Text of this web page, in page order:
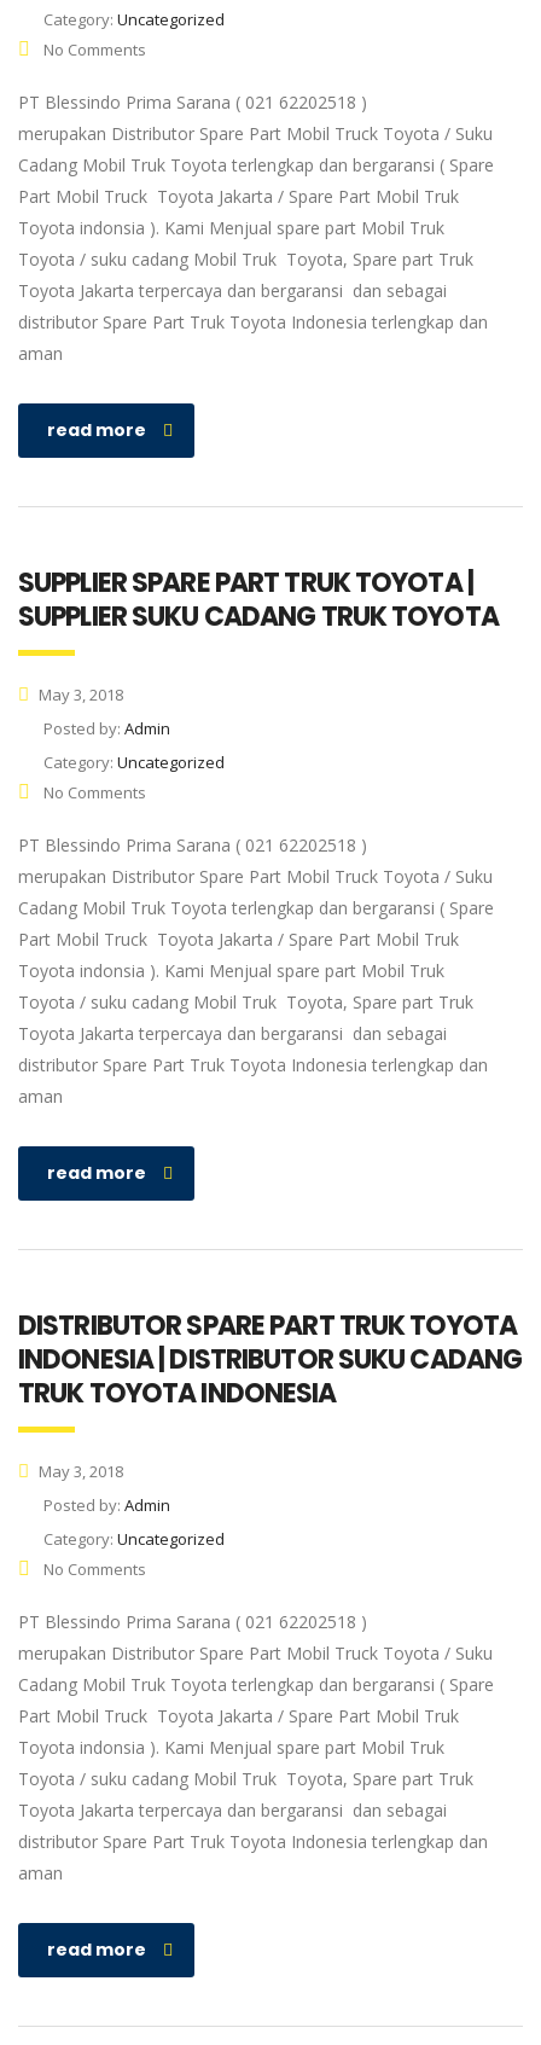
Category: Uncategorized
No Comments
PT Blessindo Prima Sarana ( 021 62202518 )
merupakan Distributor Spare Part Mobil Truck Toyota / Suku
Cadang Mobil Truk Toyota terlengkap dan bergaransi ( Spare
Part Mobil Truck Toyota Jakarta / Spare Part Mobil Truk
Toyota indonsia ). Kami Menjual spare part Mobil Truk
Toyota / suku cadang Mobil Truk Toyota, Spare part Truk
Toyota Jakarta terpercaya dan bergaransi dan sebagai
distributor Spare Part Truk Toyota Indonesia terlengkap dan
aman
read more
SUPPLIER SPARE PART TRUK TOYOTA |
SUPPLIER SUKU CADANG TRUK TOYOTA
May 3, 2018
Posted by: Admin
Category: Uncategorized
No Comments
PT Blessindo Prima Sarana ( 021 62202518 )
merupakan Distributor Spare Part Mobil Truck Toyota / Suku
Cadang Mobil Truk Toyota terlengkap dan bergaransi ( Spare
Part Mobil Truck Toyota Jakarta / Spare Part Mobil Truk
Toyota indonsia ). Kami Menjual spare part Mobil Truk
Toyota / suku cadang Mobil Truk Toyota, Spare part Truk
Toyota Jakarta terpercaya dan bergaransi dan sebagai
distributor Spare Part Truk Toyota Indonesia terlengkap dan
aman
read more
DISTRIBUTOR SPARE PART TRUK TOYOTA
INDONESIA | DISTRIBUTOR SUKU CADANG
TRUK TOYOTA INDONESIA
May 3, 2018
Posted by: Admin
Category: Uncategorized
No Comments
PT Blessindo Prima Sarana ( 021 62202518 )
merupakan Distributor Spare Part Mobil Truck Toyota / Suku
Cadang Mobil Truk Toyota terlengkap dan bergaransi ( Spare
Part Mobil Truck Toyota Jakarta / Spare Part Mobil Truk
Toyota indonsia ). Kami Menjual spare part Mobil Truk
Toyota / suku cadang Mobil Truk Toyota, Spare part Truk
Toyota Jakarta terpercaya dan bergaransi dan sebagai
distributor Spare Part Truk Toyota Indonesia terlengkap dan
aman
read more